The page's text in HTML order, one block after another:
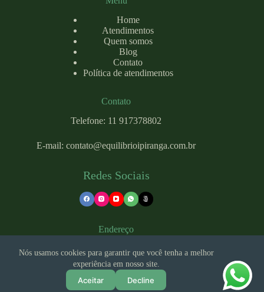
Nós usamos cookies para garantir que você tenha a melhor
experiência em nosso site.
Aceitar Decline
Home
Atendimentos
Quem somos
Blog
Contato
Política de atendimentos
Contato
Telefone: 11 917378802
E-mail:contato@equilibrioipiranga.com.br
Redes Sociais
Endereço
Rua Costa Aguiar, 2636 - Ipiranga, São Paulo - SP, 04204-